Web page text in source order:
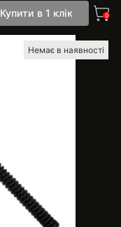
Купити в 1 клік 0
Немає в наявності